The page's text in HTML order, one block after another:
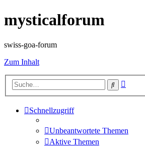
mysticalforum
swiss-goa-forum
Zum Inhalt
Suche
Schnellzugriff
Unbeantwortete Themen
Aktive Themen